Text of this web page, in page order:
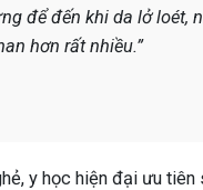
để đến khi da lở loét,
hơn rất nhiều.”
y học hiện đại ưu